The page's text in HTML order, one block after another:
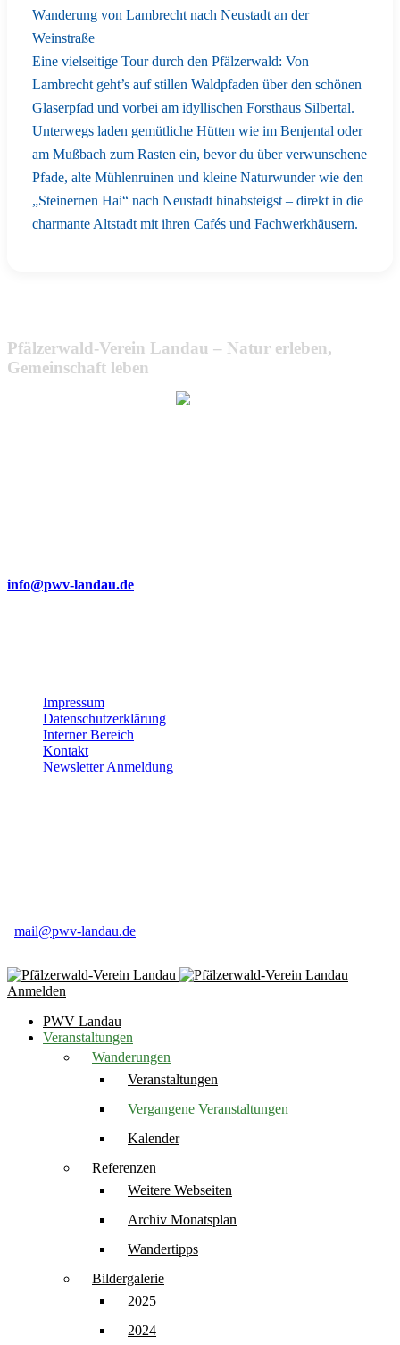
Wanderung von Lambrecht nach Neustadt an der
Weinstraße
Eine vielseitige Tour durch den Pfälzerwald: Von
Lambrecht geht’s auf stillen Waldpfaden über den schönen
Glaserpfad und vorbei am idyllischen Forsthaus Silbertal.
Unterwegs laden gemütliche Hütten wie im Benjental oder
am Mußbach zum Rasten ein, bevor du über verwunschene
Pfade, alte Mühlenruinen und kleine Naturwunder wie den
„Steinernen Hai“ nach Neustadt hinabsteigst – direkt in die
charmante Altstadt mit ihren Cafés und Fachwerkhäusern.
Pfälzerwald-Verein Landau – Natur erleben,
Gemeinschaft leben
info@pwv-landau.de
Impressum
Datenschutzerklärung
Interner Bereich
Kontakt
Newsletter Anmeldung
mail@pwv-landau.de
Anmelden
PWV Landau
Veranstaltungen
Wanderungen
Veranstaltungen
Vergangene Veranstaltungen
Kalender
Referenzen
Weitere Webseiten
Archiv Monatsplan
Wandertipps
Bildergalerie
2025
2024